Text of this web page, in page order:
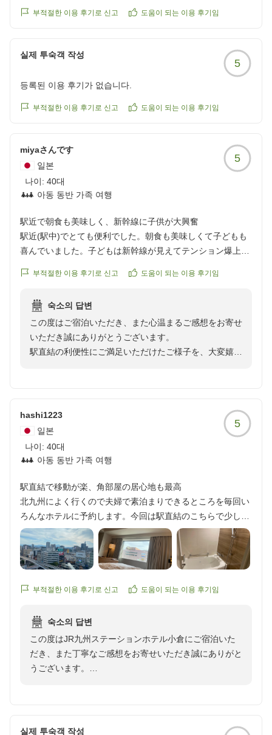
これからも快適なご滞在をご提供できますよう、サービ
宿泊支配人
부적절한 이용 후기로 신고 도움이 되는 이용 후기임
실제 투숙객 작성
5
등록된 이용 후기가 없습니다.
부적절한 이용 후기로 신고 도움이 되는 이용 후기임
miyaさんです
일본
나이: 40대
아동 동반 가족 여행
5
駅近で朝食も美味しく、新幹線に子供が大興奮
駅近(駅中)でとても便利でした。朝食も美味しくて子どもも
喜んでいました。子どもは新幹線が見えてテンション爆上が
クチコミの詳細はこちらから
reviewId=33123478319987
부적절한 이용 후기로 신고 도움이 되는 이용 후기임
숙소의 답변
この度はご宿泊いただき、また心温まるご感想をお寄せ
いただき誠にありがとうございます。
駅直結の利便性にご満足いただけたご様子を、大変嬉し
お子さまが新幹線をご覧になってお喜びいただけたと伺
当ホテルならではの眺望が、ご家族の思い出のひとつと
なっておりましたら幸いでございます。
スの向上に努めてまいります。
またお迎えできます日を、スタッフ一同心よりお待ち申
し上げております。
宿泊支配人
hashi1223
일본
나이: 40대
아동 동반 가족 여행
5
駅直結で移動が楽、角部屋の居心地も最高
北九州によく行くので夫婦で素泊まりできるところを毎回い
ろんなホテルに予約します。今回は駅直結のこちらで少し贅
沢に角部屋のプランにしてみました。本当に移動が楽で(笑)
駅ビルの飲食店はフロントすぐ下の階だし、商店街も歩いて
すぐ散策できて、またすぐ戻りやすいのが駅ビルホテルの良
する時はフロントでまた手続きするので気軽に声かけてくだ
テルでした。バスルームも普通に入浴できちゃうバスタブ
で、部屋で居心地良過ぎて時間が過ぎてしまうくらいです。
眺めも良く良い気分転換になりました。
부적절한 이용 후기로 신고 도움이 되는 이용 후기임
숙소의 답변
この度はJR九州ステーションホテル小倉にご宿泊いた
だき、また丁寧なご感想をお寄せいただき誠にありがと
うございます。
だけたとのこと、何よりでございます。
실제 투숙객 작성